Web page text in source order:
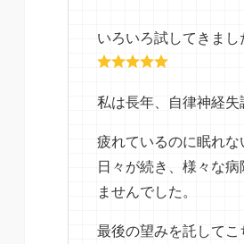
いろいろ試してきま
私は長年、自律神経失
疲れているのに眠れ
日々が続き、様々な
ませんでした。
最後の望みを託して